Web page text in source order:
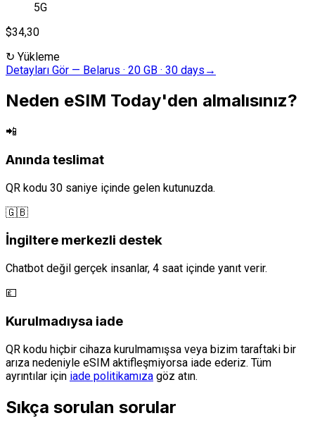
5G
$34,30
↻ Yükleme
Detayları Gör — Belarus · 20 GB · 30 days →
Neden eSIM Today'den almalısınız?
📲
Anında teslimat
QR kodu 30 saniye içinde gelen kutunuzda.
🇬🇧
İngiltere merkezli destek
Chatbot değil gerçek insanlar, 4 saat içinde yanıt verir.
💷
Kurulmadıysa iade
QR kodu hiçbir cihaza kurulmamışsa veya bizim taraftaki bir
arıza nedeniyle eSIM aktifleşmiyorsa iade ederiz. Tüm
ayrıntılar için iade politikamıza göz atın.
Sıkça sorulan sorular